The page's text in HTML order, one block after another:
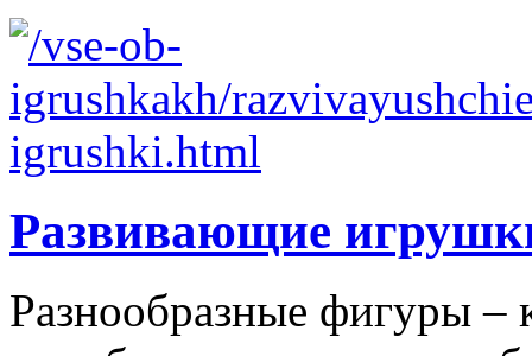
Развивающие
Разнообразные фигуры –